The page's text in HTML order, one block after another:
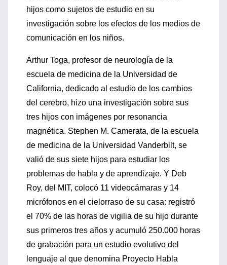
hijos como sujetos de estudio en su
investigación sobre los efectos de los medios de
comunicación en los niños.
Arthur Toga, profesor de neurología de la
escuela de medicina de la Universidad de
California, dedicado al estudio de los cambios
del cerebro, hizo una investigación sobre sus
tres hijos con imágenes por resonancia
magnética. Stephen M. Camerata, de la escuela
de medicina de la Universidad Vanderbilt, se
valió de sus siete hijos para estudiar los
problemas de habla y de aprendizaje. Y Deb
Roy, del MIT, colocó 11 videocámaras y 14
micrófonos en el cielorraso de su casa: registró
el 70% de las horas de vigilia de su hijo durante
sus primeros tres años y acumuló 250.000 horas
de grabación para un estudio evolutivo del
lenguaje al que denomina Proyecto Habla